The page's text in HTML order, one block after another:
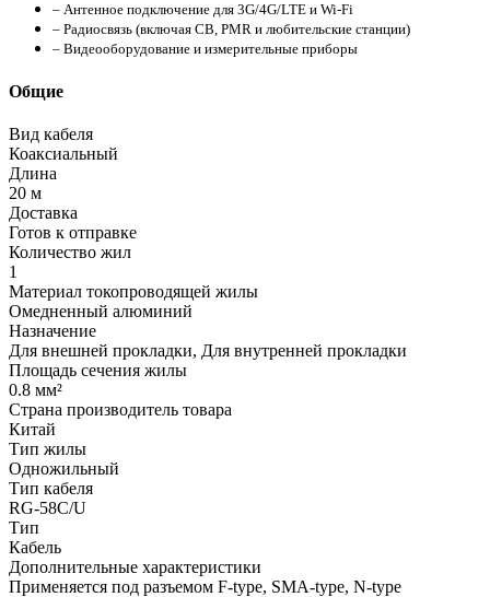
– Антенное подключение для 3G/4G/LTE и Wi-Fi
– Радиосвязь (включая CB, PMR и любительские станции)
– Видеооборудование и измерительные приборы
Общие
Вид кабеля
Коаксиальный
Длина
20 м
Доставка
Готов к отправке
Количество жил
1
Материал токопроводящей жилы
Омедненный алюминий
Назначение
Для внешней прокладки, Для внутренней прокладки
Площадь сечения жилы
0.8 мм²
Страна производитель товара
Китай
Тип жилы
Одножильный
Тип кабеля
RG-58C/U
Тип
Кабель
Дополнительные характеристики
Применяется под разъемом F-type, SMA-type, N-type